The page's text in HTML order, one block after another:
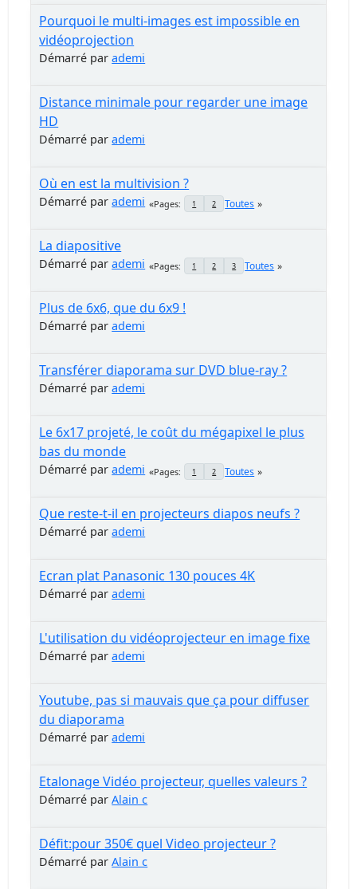
Pourquoi le multi-images est impossible en
vidéoprojection
Démarré parademi
Distance minimale pour regarder une image
HD
Démarré parademi
Où en est la multivision ?
Démarré parademi Pages 1 2 Toutes
La diapositive
Démarré parademi Pages 1 2 3 Toutes
Plus de 6x6, que du 6x9 !
Démarré parademi
Transférer diaporama sur DVD blue-ray ?
Démarré parademi
Le 6x17 projeté, le coût du mégapixel le plus
bas du monde
Démarré parademi Pages 1 2 Toutes
Que reste-t-il en projecteurs diapos neufs ?
Démarré parademi
Ecran plat Panasonic 130 pouces 4K
Démarré parademi
L'utilisation du vidéoprojecteur en image fixe
Démarré parademi
Youtube, pas si mauvais que ça pour diffuser
du diaporama
Démarré parademi
Etalonage Vidéo projecteur, quelles valeurs ?
Démarré parAlain c
Défit:pour 350€ quel Video projecteur ?
Démarré parAlain c